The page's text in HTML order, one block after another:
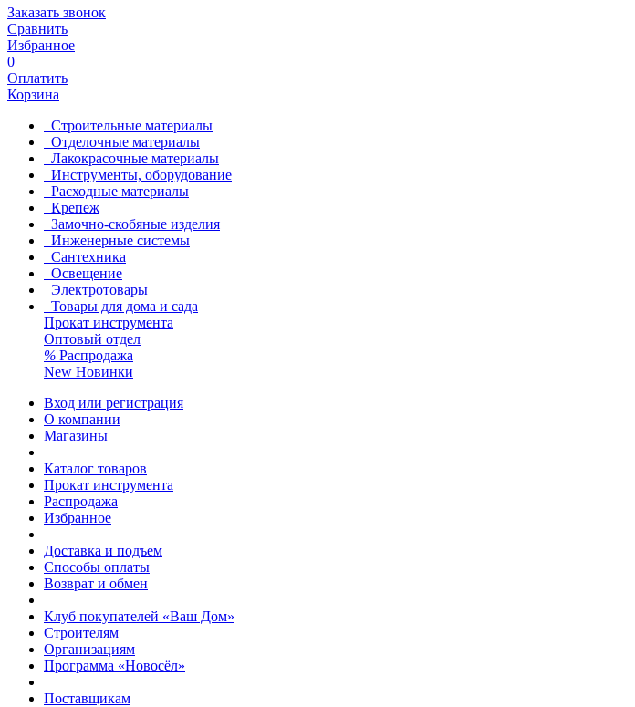
Заказать звонок
Сравнить
Избранное
0
Оплатить
Корзина
Строительные материалы
Отделочные материалы
Лакокрасочные материалы
Инструменты, оборудование
Расходные материалы
Крепеж
Замочно-скобяные изделия
Инженерные системы
Сантехника
Освещение
Электротовары
Товары для дома и сада
Прокат инструмента
Оптовый отдел
% Распродажа
New Новинки
Вход или регистрация
О компании
Магазины
Каталог товаров
Прокат инструмента
Распродажа
Избранное
Доставка и подъем
Способы оплаты
Возврат и обмен
Клуб покупателей «Ваш Дом»
Строителям
Организациям
Программа «Новосёл»
Поставщикам